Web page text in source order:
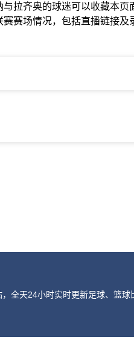
拉齐奥的球迷可以收藏本
赛场情况，包括直播链接
全天24小时实时更新足球、篮